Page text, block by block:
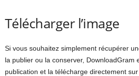
Télécharger l’image
Si vous souhaitez simplement récupérer
la publier ou la conserver, DownloadGram
publication et la télécharge directement